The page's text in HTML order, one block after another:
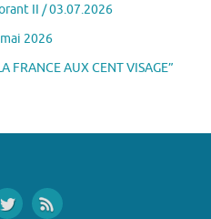
II / 03.07.2026
2026
AUX CENT VISAGE”